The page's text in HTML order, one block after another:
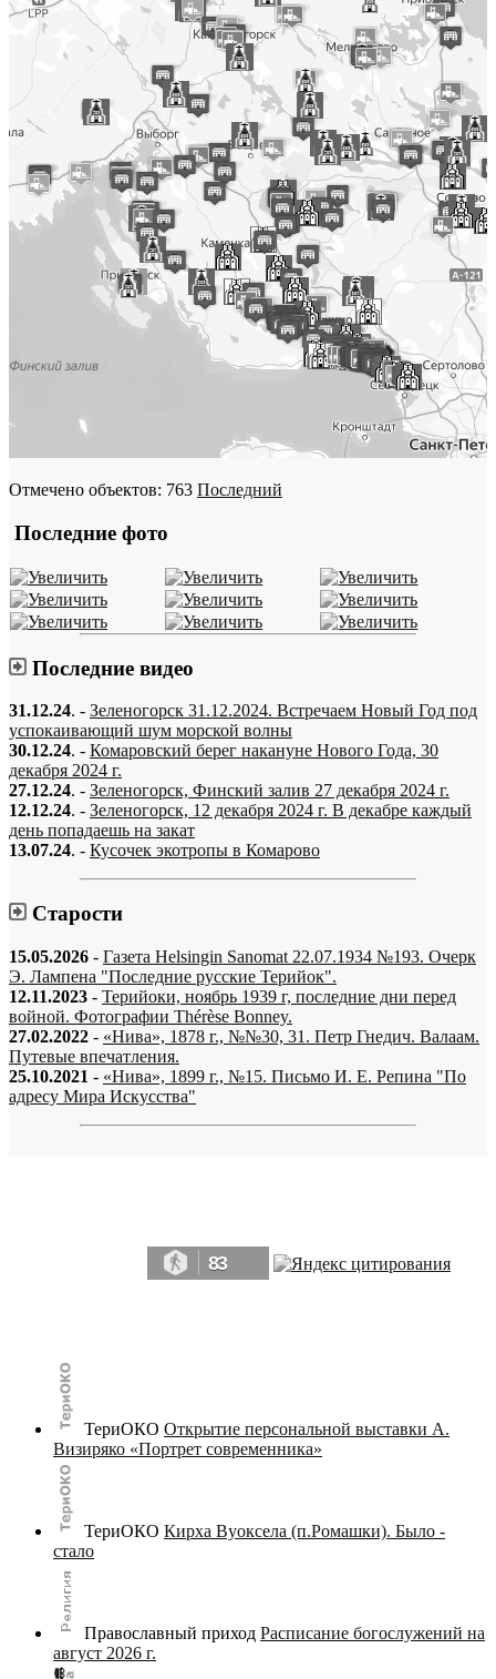
Отмечено объектов: 763 Последний
Последние фото
Последние видео
31.12.24. - Зеленогорск 31.12.2024. Встречаем Новый Год под
успокаивающий шум морской волны
30.12.24. - Комаровский берег накануне Нового Года, 30
декабря 2024 г.
27.12.24. - Зеленогорск, Финский залив 27 декабря 2024 г.
12.12.24. - Зеленогорск, 12 декабря 2024 г. В декабре каждый
день попадаешь на закат
13.07.24. - Кусочек экотропы в Комарово
Старости
15.05.2026 - Газета Helsingin Sanomat 22.07.1934 №193. Очерк
Э. Лампена "Последние русские Терийок".
12.11.2023 - Терийоки, ноябрь 1939 г, последние дни перед
войной. Фотографии Thérèse Bonney.
27.02.2022 - «Нива», 1878 г., №№30, 31. Петр Гнедич. Валаам.
Путевые впечатления.
25.10.2021 - «Нива», 1899 г., №15. Письмо И. Е. Репина "По
адресу Мира Искусства"
83
ТериОКО Открытие персональной выставки А.
Визиряко «Портрет современника»
ТериОКО Кирха Вуоксела (п.Ромашки). Было -
стало
Православный приход Расписание богослужений на
август 2026 г.